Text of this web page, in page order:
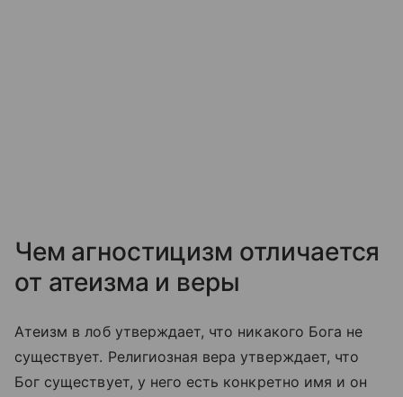
Чем агностицизм отличается
от атеизма и веры
Атеизм в лоб утверждает, что никакого Бога не
существует. Религиозная вера утверждает, что
Бог существует, у него есть конкретно имя и он